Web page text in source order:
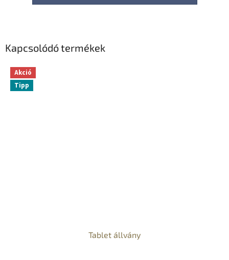
Kapcsolódó termékek
Akció
Tipp
Tablet állvány